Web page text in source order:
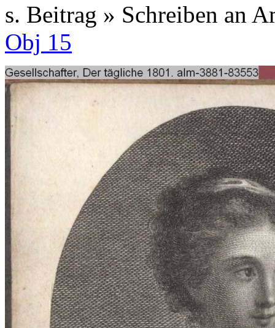
s. Beitrag » Schreiben an
Obj 15